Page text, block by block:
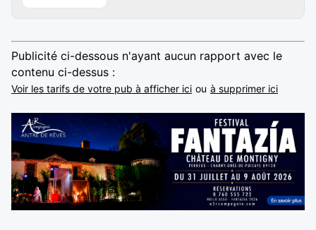
Publicité ci-dessous n'ayant aucun rapport avec le
contenu ci-dessus :
Voir les tarifs de votre pub à afficher ici ou à supprimer ici